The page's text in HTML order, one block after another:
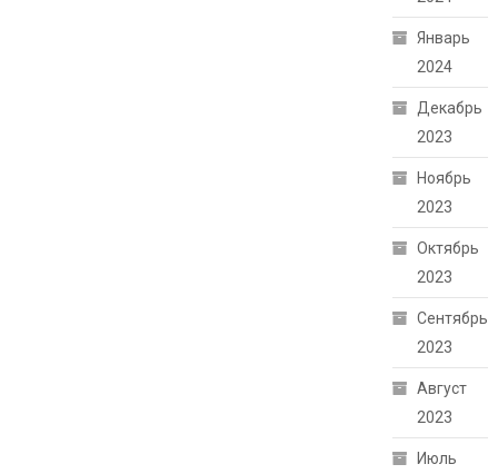
Январь
2024
Декабрь
2023
Ноябрь
2023
Октябрь
2023
Сентябрь
2023
Август
2023
Июль